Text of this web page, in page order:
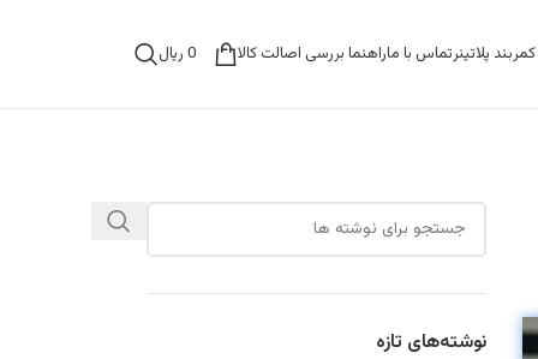
پلاتینرتماس با ماراهنما بررسی اصالت کالا 0 ریال
نوشته‌های تازه